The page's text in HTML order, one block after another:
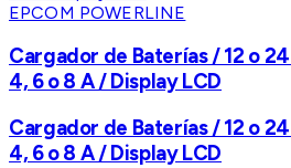
EPCOM POWERLINE
Cargador de Baterías / 12 o
4, 6 o 8 A / Display LCD
Cargador de Baterías / 12 o
4, 6 o 8 A / Display LCD